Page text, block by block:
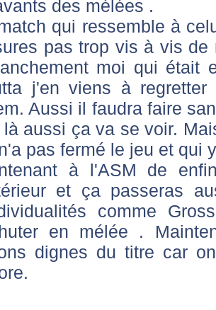
des mélées .
qui ressemble à
pas trop vis à vis de
moi qui était
j'en viens à
Aussi il faudra faire
là aussi ça va se voir.
pas fermé le jeu et qui
à l'ASM de
et ça passeras
comme
en mélée .
dignes du titre car